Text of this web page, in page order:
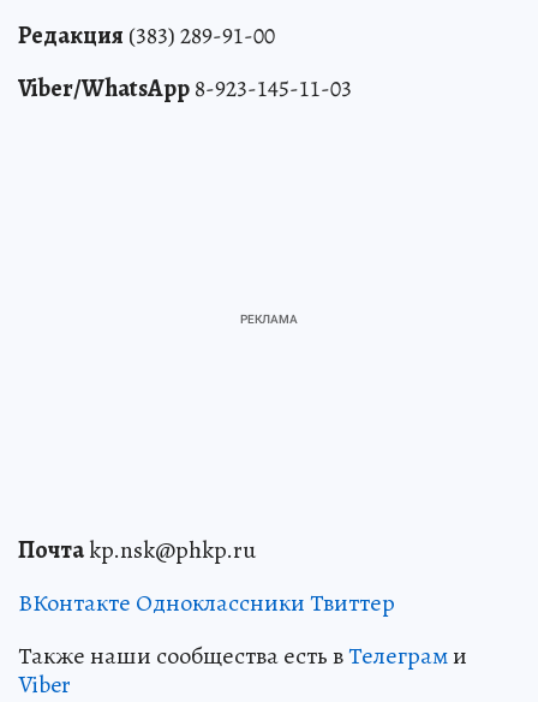
Редакция (383) 289-91-00
Viber/WhatsApp8-923-145-11-03
Почтаkp.nsk@phkp.ru
ВКонтакте ОдноклассникиТвиттер
Также наши сообщества есть вТелеграми
Viber